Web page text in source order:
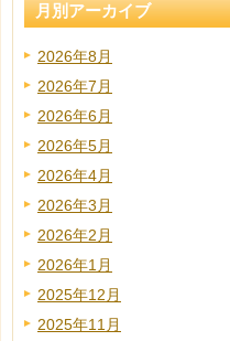
月別アーカイブ
2026年8月
2026年7月
2026年6月
2026年5月
2026年4月
2026年3月
2026年2月
2026年1月
2025年12月
2025年11月